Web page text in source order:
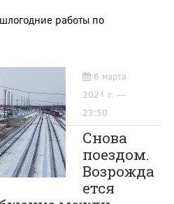
работы по
6 марта
2021 г. —
23:50
Снова
поездом.
Возрожда
ется